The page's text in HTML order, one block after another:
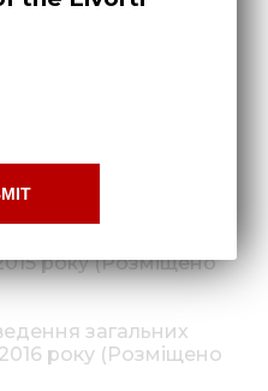
річніх
17.04.2014 року
загальних
року (Розміщено
загальних
року (Розміщено